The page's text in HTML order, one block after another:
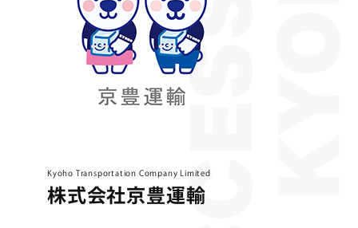
Kyoho Transportation Company Limited
株式会社京豊運輸